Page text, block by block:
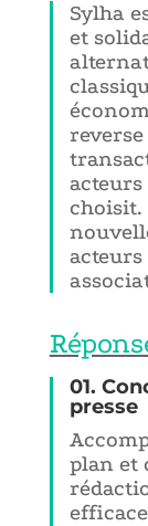
Sylha
et
choisit.
01.
presse
plan et